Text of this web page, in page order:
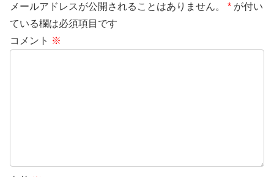
メールアドレスが公開されることはありません。 * が付い
ている欄は必須項目です
コメント ※